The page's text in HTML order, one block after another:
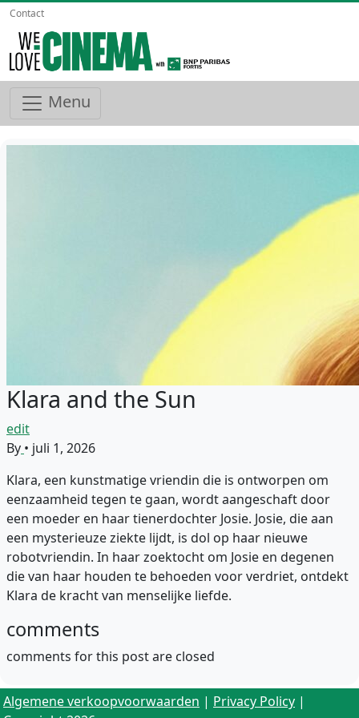
Contact
Menu
Klara and the Sun
edit
By • juli 1, 2026
Klara, een kunstmatige vriendin die is ontworpen om
eenzaamheid tegen te gaan, wordt aangeschaft door
een moeder en haar tienerdochter Josie. Josie, die aan
een mysterieuze ziekte lijdt, is dol op haar nieuwe
robotvriendin. In haar zoektocht om Josie en degenen
die van haar houden te behoeden voor verdriet, ontdekt
Klara de kracht van menselijke liefde.
comments
comments for this post are closed
Algemene verkoopvoorwaarden | Privacy Policy |